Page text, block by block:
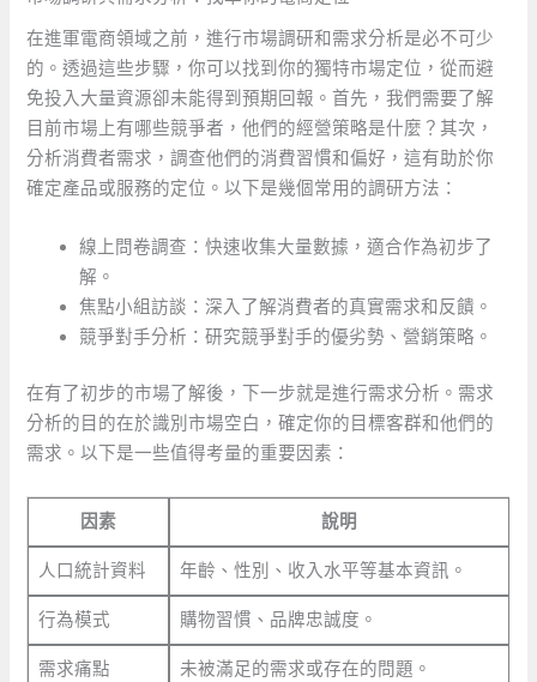
在進軍電商領域之前，進行市場調研和需求分析是必不可少
的。透過這些步驟，你可以找到你的獨特市場定位，從而避
免投入大量資源卻未能得到預期回報。首先，我們需要了解
目前市場上有哪些競爭者，他們的經營策略是什麼？其次，
分析消費者需求，調查他們的消費習慣和偏好，這有助於你
確定產品或服務的定位。以下是幾個常用的調研方法：
線上問卷調查：快速收集大量數據，適合作為初步了
解。
焦點小組訪談：深入了解消費者的真實需求和反饋。
競爭對手分析：研究競爭對手的優劣勢、營銷策略。
在有了初步的市場了解後，下一步就是進行需求分析。需求
分析的目的在於識別市場空白，確定你的目標客群和他們的
需求。以下是一些值得考量的重要因素：
因素 說明
人口統計資料 年齡、性別、收入水平等基本資訊。
行為模式 購物習慣、品牌忠誠度。
需求痛點 未被滿足的需求或存在的問題。